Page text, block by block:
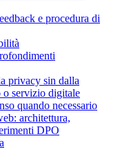
e procedura di
privacy sin dalla
o servizio digitale
quando necessario
architettura,
DPO